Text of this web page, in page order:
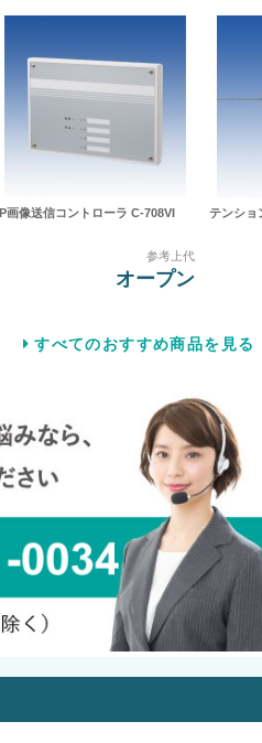
IP画像送信コントローラ C-708VI
参考上代
オープン
テンショ
すべてのおすすめ商品を見る